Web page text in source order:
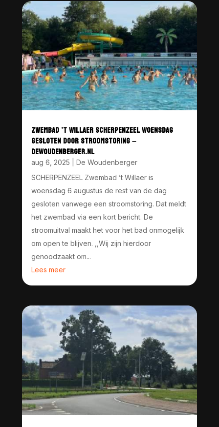
ZWEMBAD ’T WILLAER SCHERPENZEEL WOENSDAG
GESLOTEN DOOR STROOMSTORING –
DEWOUDENBERGER.NL
aug 6, 2025
De Woudenberger
SCHERPENZEEL Zwembad ’t Willaer is
woensdag 6 augustus de rest van de dag
gesloten vanwege een stroomstoring. Dat meldt
het zwembad via een kort bericht. De
stroomuitval maakt het voor het bad onmogelijk
om open te blijven. ,,Wij zijn hierdoor
genoodzaakt om...
Lees meer